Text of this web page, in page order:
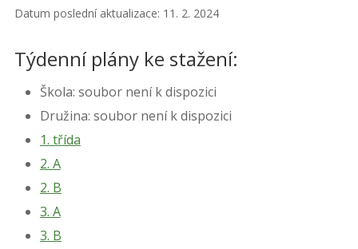
Datum poslední aktualizace: 11. 2. 2024
Týdenní plány ke stažení:
Škola: soubor není k dispozici
Družina: soubor není k dispozici
1. třída
2. A
2. B
3. A
3. B